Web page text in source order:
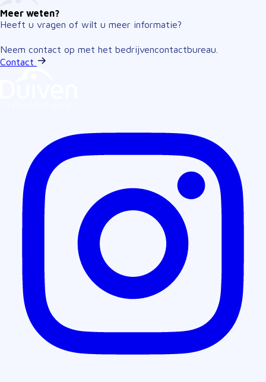
Meer weten?
Heeft u vragen of wilt u meer informatie?
Neem contact op met het bedrijvencontactbureau.
Contact